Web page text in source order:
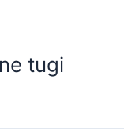
tugi